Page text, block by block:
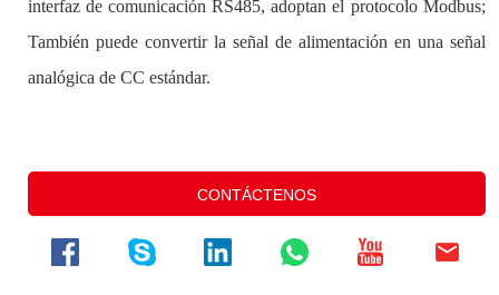
CONTÁCTENOS